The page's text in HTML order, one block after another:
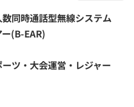
数同時通話型無線システム
(B-EAR)
ーツ・大会運営・レジャー